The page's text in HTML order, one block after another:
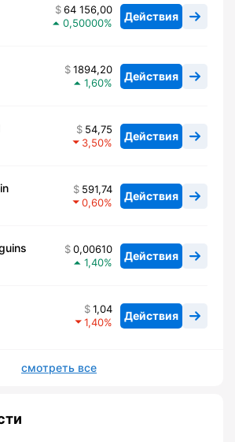
64 156,00
0,50000
Действия
1894,20
1,60
Действия
54,75
3,50
Действия
591,74
0,60
Действия
0,00610
1,40
Действия
1,04
1,40
Действия
смотреть все